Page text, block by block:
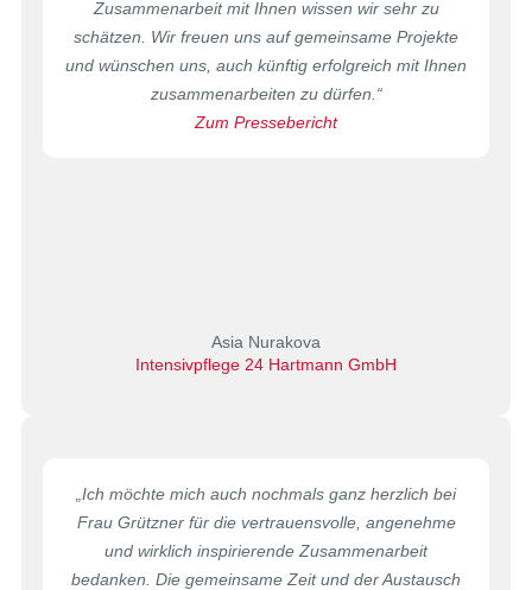
Zusammenarbeit mit Ihnen wissen wir sehr zu
schätzen. Wir freuen uns auf gemeinsame Projekte
und wünschen uns, auch künftig erfolgreich mit Ihnen
zusammenarbeiten zu dürfen. “
Zum Pressebericht
Asia Nurakova
Intensivpflege 24 Hartmann GmbH
„Ich möchte mich auch nochmals ganz herzlich bei
Frau Grützner für die vertrauensvolle, angenehme
und wirklich inspirierende Zusammenarbeit
bedanken. Die gemeinsame Zeit und der Austausch